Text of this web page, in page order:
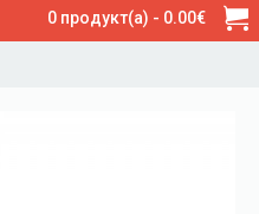
0 продукт(а) - 0.00€